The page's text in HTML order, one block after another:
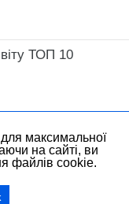
ТОП 10
максимальної
на сайті, ви
файлів cookie.